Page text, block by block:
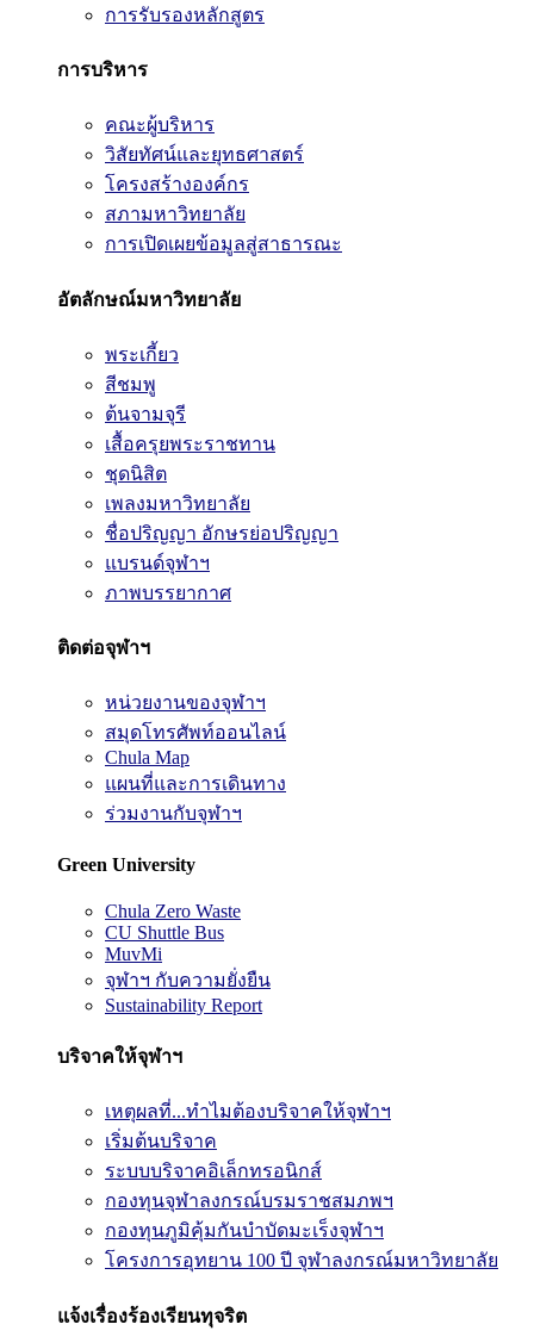
การรับรองหลักสูตร
การบริหาร
คณะผู้บริหาร
วิสัยทัศน์และยุทธศาสตร์
โครงสร้างองค์กร
สภามหาวิทยาลัย
การเปิดเผยข้อมูลสู่สาธารณะ
อัตลักษณ์มหาวิทยาลัย
พระเกี้ยว
สีชมพู
ต้นจามจุรี
เสื้อครุยพระราชทาน
ชุดนิสิต
เพลงมหาวิทยาลัย
ชื่อปริญญา อักษรย่อปริญญา
แบรนด์จุฬาฯ
ภาพบรรยากาศ
ติดต่อจุฬาฯ
หน่วยงานของจุฬาฯ
สมุดโทรศัพท์ออนไลน์
Chula Map
แผนที่และการเดินทาง
ร่วมงานกับจุฬาฯ
Green University
Chula Zero Waste
CU Shuttle Bus
MuvMi
จุฬาฯ กับความยั่งยืน
Sustainability Report
บริจาคให้จุฬาฯ
เหตุผลที่...ทำไมต้องบริจาคให้จุฬาฯ
เริ่มต้นบริจาค
ระบบบริจาคอิเล็กทรอนิกส์
กองทุนจุฬาลงกรณ์บรมราชสมภพฯ
กองทุนภูมิคุ้มกันบำบัดมะเร็งจุฬาฯ
โครงการอุทยาน 100 ปี จุฬาลงกรณ์มหาวิทยาลัย
แจ้งเรื่องร้องเรียนทุจริต